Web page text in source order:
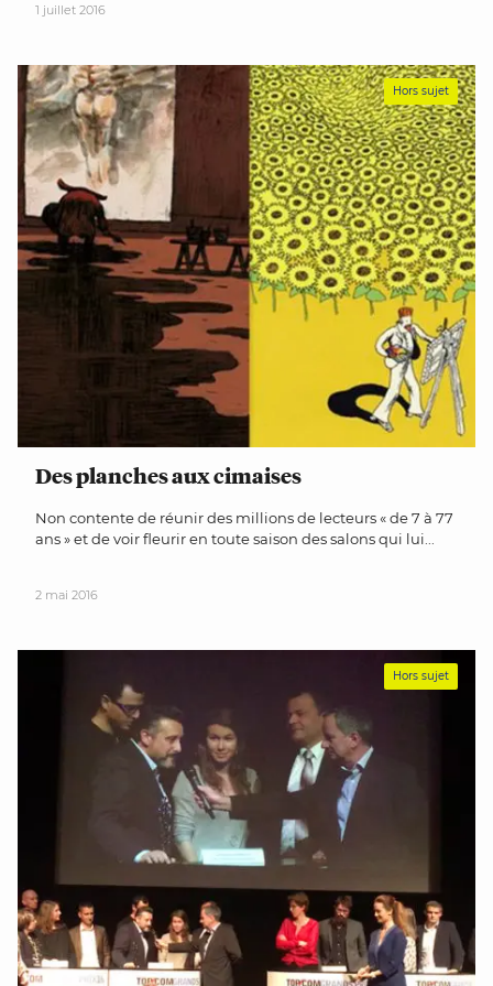
1 juillet 2016
Des planches aux cimaises
Non contente de réunir des millions de lecteurs « de 7 à 77
ans » et de voir fleurir en toute saison des salons qui lui...
2 mai 2016
Hors sujet
Hors sujet